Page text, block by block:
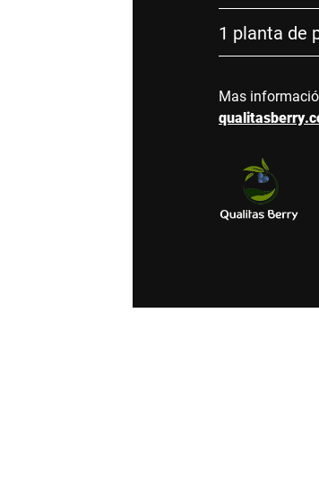
1 planta de
Mas